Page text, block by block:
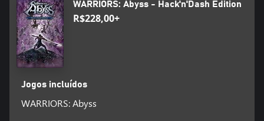
WARRIORS: Abyss - Hack'n'Dash Edition
R$228,00+
Jogos incluídos
WARRIORS: Abyss